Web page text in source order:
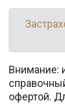
Внимание:
офертой.